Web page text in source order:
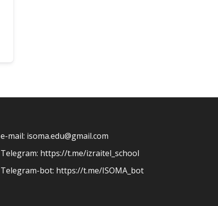
e-mail: isoma.edu@gmail.com
Telegram: https://t.me/izraitel_school
Telegram-bot: https://t.me/ISOMA_bot